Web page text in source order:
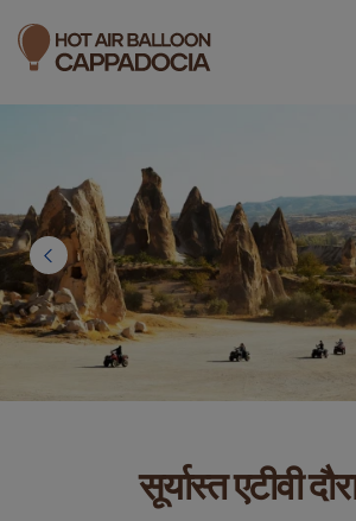
सूर्यास्त एटीवी